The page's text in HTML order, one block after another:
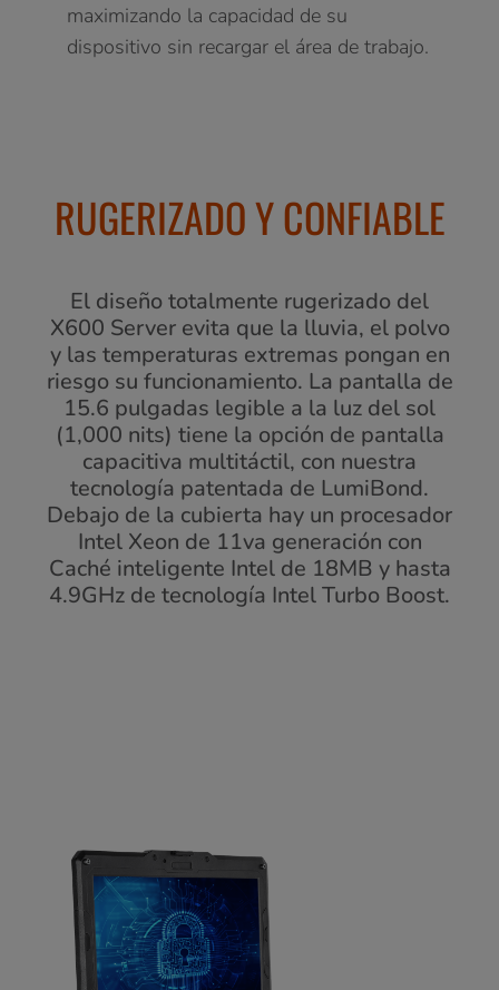
maximizando la capacidad de su
dispositivo sin recargar el área de trabajo.
RUGERIZADO Y CONFIABLE
El diseño totalmente rugerizado del
X600 Server evita que la lluvia, el polvo
y las temperaturas extremas pongan en
riesgo su funcionamiento. La pantalla de
15.6 pulgadas legible a la luz del sol
(1,000 nits) tiene la opción de pantalla
capacitiva multitáctil, con nuestra
tecnología patentada de LumiBond.
Debajo de la cubierta hay un procesador
Intel Xeon de 11va generación con
Caché inteligente Intel de 18MB y hasta
4.9GHz de tecnología Intel Turbo Boost.